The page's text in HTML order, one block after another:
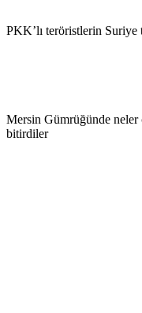
PKK’lı teröristlerin Suriye
Mersin Gümrüğünde neler
bitirdiler